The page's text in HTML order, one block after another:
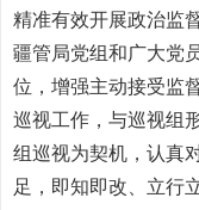
精准有效开展政治监
疆管局党组和广大党
位，增强主动接受监
巡视工作，与巡视组
组巡视为契机，认真
足，即知即改、立行